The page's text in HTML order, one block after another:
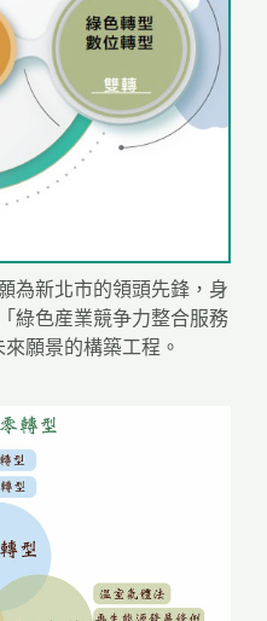
為新北市的領頭先鋒，身
綠色産業競争力整合服務
願景的構築工程。